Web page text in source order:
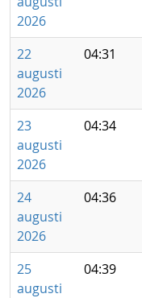
2026
22
augusti
2026
04:31
23
augusti
2026
04:34
24
augusti
2026
04:36
25
augusti
04:39